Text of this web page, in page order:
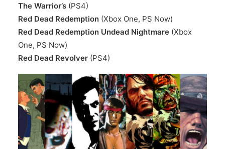
The Warrior’s (PS4)
Red Dead Redemption (Xbox One, PS Now)
Red Dead Redemption Undead Nightmare (Xbox
One, PS Now)
Red Dead Revolver (PS4)